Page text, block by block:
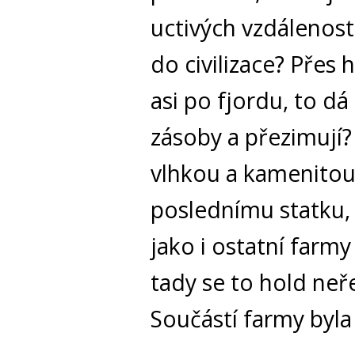
uctivých
do civilizace? Přes
asi po fjordu, to
zásoby a
vlhkou a
poslednímu statku,
jako i ostatní
tady se to hold
Součástí farmy